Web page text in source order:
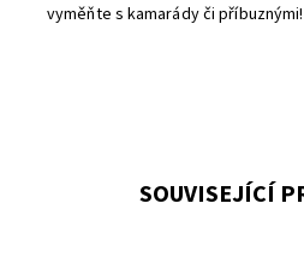
vyměňte s kamarády či příbuznými!
SOUVISEJÍCÍ